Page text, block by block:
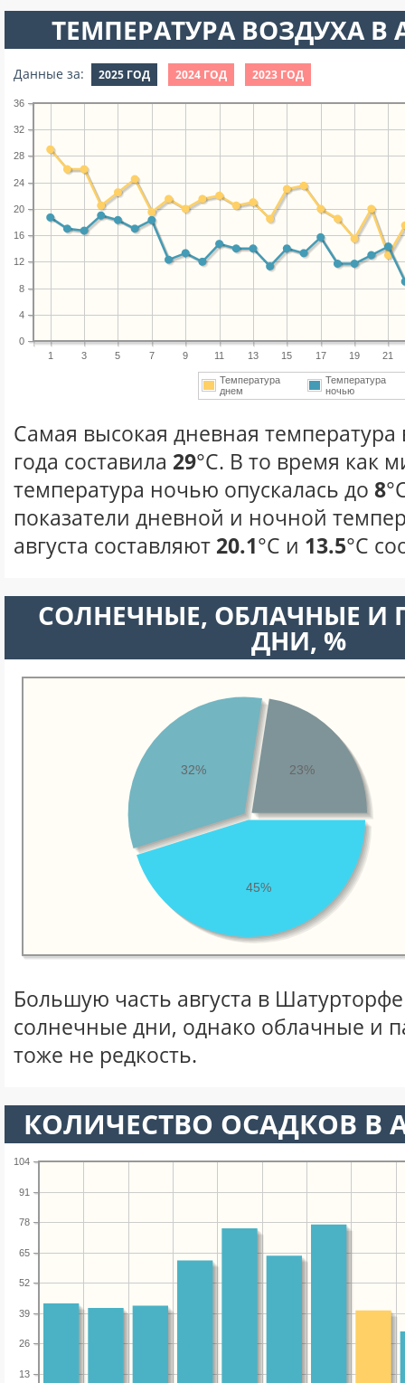
ТЕМПЕРАТУРА ВОЗДУХА В
Данные за: 2025 ГОД 2024 ГОД 2023 ГОД
1 3 5 7 9 11 13 15 17 19 21
0
4
8
12
16
20
24
28
32
36
Температура
днем
Температура
ночью
Самая высокая дневная температура
года составила 29°С. В то время как
температура ночью опускалась до 8
показатели дневной и ночной
августа составляют 20.1°С и 13.5°С
CОЛНЕЧНЫЕ, ОБЛАЧНЫЕ И
ДНИ, %
45%
32% 23%
Большую часть августа в
солнечные дни, однако облачные и
тоже не редкость.
КОЛИЧЕСТВО ОСАДКОВ В
13
26
39
52
65
78
91
104